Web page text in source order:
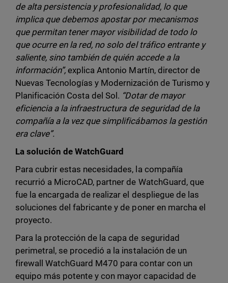
de alta persistencia y profesionalidad, lo que
implica que debemos apostar por mecanismos
que permitan tener mayor visibilidad de todo lo
que ocurre en la red, no solo del tráfico entrante y
saliente, sino también de quién accede a la
información”, explica Antonio Martín, director de
Nuevas Tecnologías y Modernización de Turismo y
Planificación Costa del Sol. “Dotar de mayor
eficiencia a la infraestructura de seguridad de la
compañía a la vez que simplificábamos la gestión
era clave”.
La solución de WatchGuard
Para cubrir estas necesidades, la compañía
recurrió a MicroCAD, partner de WatchGuard, que
fue la encargada de realizar el despliegue de las
soluciones del fabricante y de poner en marcha el
proyecto.
Para la protección de la capa de seguridad
perimetral, se procedió a la instalación de un
firewall WatchGuard M470 para contar con un
equipo más potente y con mayor capacidad de